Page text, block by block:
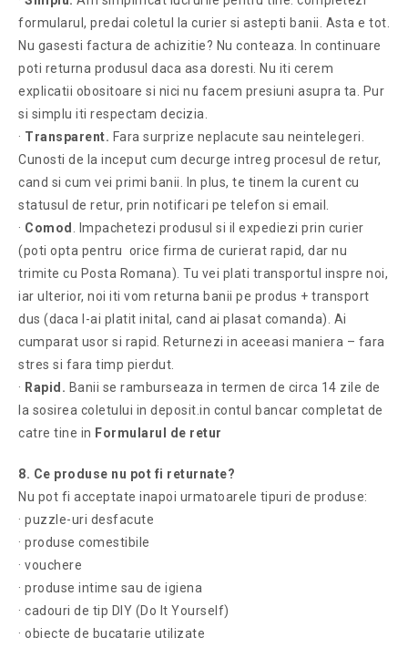
formularul, predai coletul la curier si astepti banii. Asta e tot.
Nu gasesti factura de achizitie? Nu conteaza. In continuare
poti returna produsul daca asa doresti. Nu iti cerem
explicatii obositoare si nici nu facem presiuni asupra ta. Pur
si simplu iti respectam decizia.
· Transparent. Fara surprize neplacute sau neintelegeri.
Cunosti de la inceput cum decurge intreg procesul de retur,
cand si cum vei primi banii. In plus, te tinem la curent cu
statusul de retur, prin notificari pe telefon si email.
· Comod
. Impachetezi produsul si il expediezi prin curier
(poti opta pentru orice firma de curierat rapid, dar nu
trimite cu Posta Romana). Tu vei plati transportul inspre noi,
iar ulterior, noi iti vom returna banii pe produs + transport
dus (daca l-ai platit inital, cand ai plasat comanda). Ai
cumparat usor si rapid. Returnezi in aceeasi maniera – fara
stres si fara timp pierdut.
· Rapid. Banii se ramburseaza in termen de circa 14 zile de
la sosirea coletului in deposit.in contul bancar completat de
catre tine in Formularul de retur
8. Ce produse nu pot fi returnate?
Nu pot fi acceptate inapoi urmatoarele tipuri de produse:
· puzzle-uri desfacute
· produse comestibile
· vouchere
· produse intime sau de igiena
· cadouri de tip DIY (Do It Yourself)
· obiecte de bucatarie utilizate